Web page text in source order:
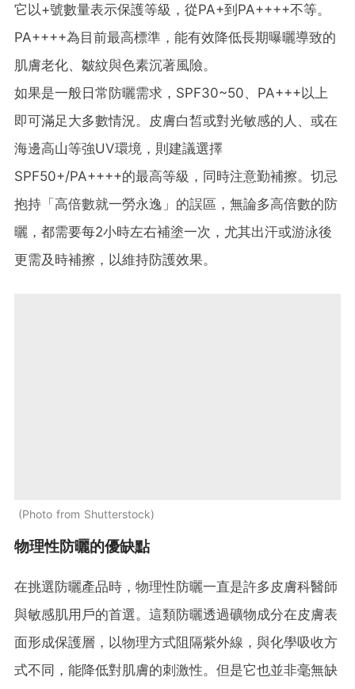
它以+號數量表示保護等級，從PA+到PA++++不等。
PA++++為目前最高標準，能有效降低長期曝曬導致的
肌膚老化、皺紋與色素沉著風險。
如果是一般日常防曬需求，SPF30~50、PA+++以上
即可滿足大多數情況。皮膚白皙或對光敏感的人、或在
海邊高山等強UV環境，則建議選擇
SPF50+/PA++++的最高等級，同時注意勤補擦。切忌
抱持「高倍數就一勞永逸」的誤區，無論多高倍數的防
曬，都需要每2小時左右補塗一次，尤其出汗或游泳後
更需及時補擦，以維持防護效果。
Photo from Shutterstock
物理性防曬的優缺點
在挑選防曬產品時，物理性防曬一直是許多皮膚科醫師
與敏感肌用戶的首選。這類防曬透過礦物成分在皮膚表
面形成保護層，以物理方式阻隔紫外線，與化學吸收方
式不同，能降低對肌膚的刺激性。但是它也並非毫無缺